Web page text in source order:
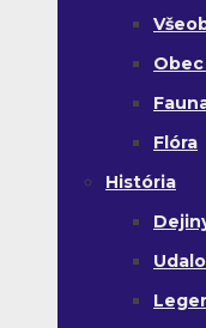
Flóra
História